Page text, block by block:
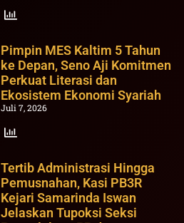
Pimpin MES Kaltim 5 Tahun
ke Depan, Seno Aji Komitmen
Perkuat Literasi dan
Ekosistem Ekonomi Syariah
Juli 7, 2026
Tertib Administrasi Hingga
Pemusnahan, Kasi PB3R
Kejari Samarinda Iswan
Jelaskan Tupoksi Seksi